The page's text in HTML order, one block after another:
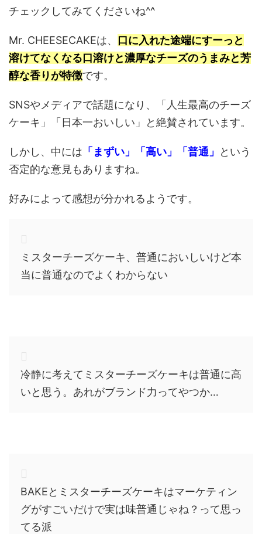
チェックしてみてくださいね^^
Mr. CHEESECAKEは、 口に入れた途端にすーっと
溶けてなくなる口溶けと濃厚なチーズのうまみと芳
醇な香りが特徴です。
SNSやメディアで話題になり、「人生最高のチーズ
ケーキ」「日本一おいしい」と絶賛されています。
しかし、中には 「まずい」「高い」「普通」
という
否定的な意見もありますね。
好みによって感想が分かれるようです。
ミスターチーズケーキ、 普通においしいけど本
当に普通なのでよくわからない
冷静に考えて ミスターチーズケーキは普通に高
いと思う。 あれがブランド力ってやつか…
BAKEと ミスターチーズケーキはマーケティン
グがすごいだけで実は味普通 じゃね？って思っ
てる派